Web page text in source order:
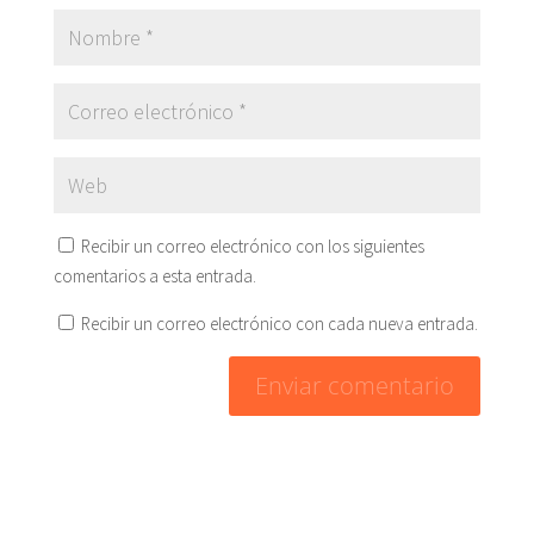
Recibir un correo electrónico con los siguientes
comentarios a esta entrada.
Recibir un correo electrónico con cada nueva entrada.